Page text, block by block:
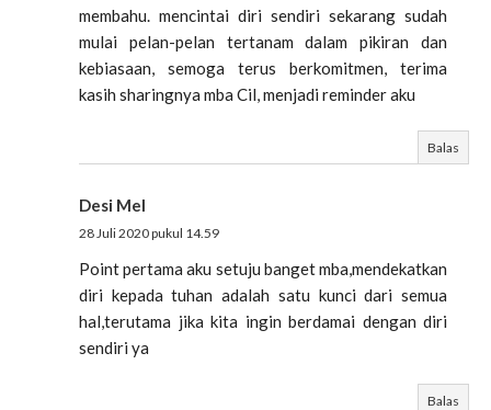
membahu. mencintai diri sendiri sekarang sudah
mulai pelan-pelan tertanam dalam pikiran dan
kebiasaan, semoga terus berkomitmen, terima
kasih sharingnya mba Cil, menjadi reminder aku
Balas
Desi Mel
28 Juli 2020 pukul 14.59
Point pertama aku setuju banget mba,mendekatkan
diri kepada tuhan adalah satu kunci dari semua
hal,terutama jika kita ingin berdamai dengan diri
sendiri ya
Balas